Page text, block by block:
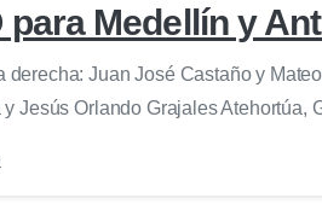
para Medellín y
derecha: Juan José Castaño y
Jesús Orlando Grajales Atehortúa,